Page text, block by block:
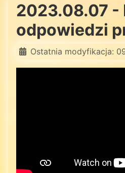
2023.08.07 -
odpowiedzi
Ostatnia modyfikacja: